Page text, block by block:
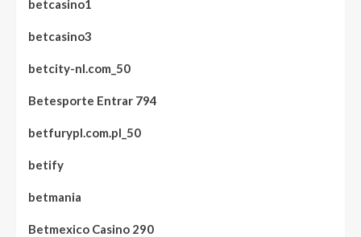
betcasino1
betcasino3
betcity-nl.com_50
Betesporte Entrar 794
betfurypl.com.pl_50
betify
betmania
Betmexico Casino 290